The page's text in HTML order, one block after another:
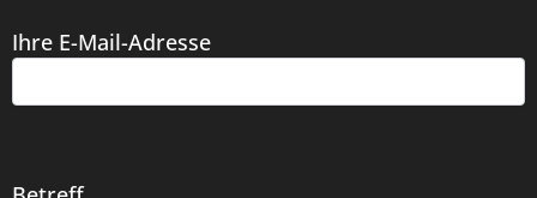
Ihre E-Mail-Adresse